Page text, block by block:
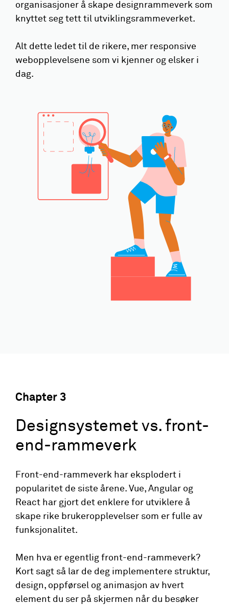
organisasjoner å skape designrammeverk som
knyttet seg tett til utviklingsrammeverket.
Alt dette ledet til de rikere, mer responsive
webopplevelsene som vi kjenner og elsker i
dag.
Chapter 3
Designsystemet vs. front-
end-rammeverk
Front-end-rammeverk har eksplodert i
popularitet de siste årene. Vue, Angular og
React har gjort det enklere for utviklere å
skape rike brukeropplevelser som er fulle av
funksjonalitet.
Men hva er egentlig front-end-rammeverk?
Kort sagt så lar de deg implementere struktur,
design, oppførsel og animasjon av hvert
element du ser på skjermen når du besøker